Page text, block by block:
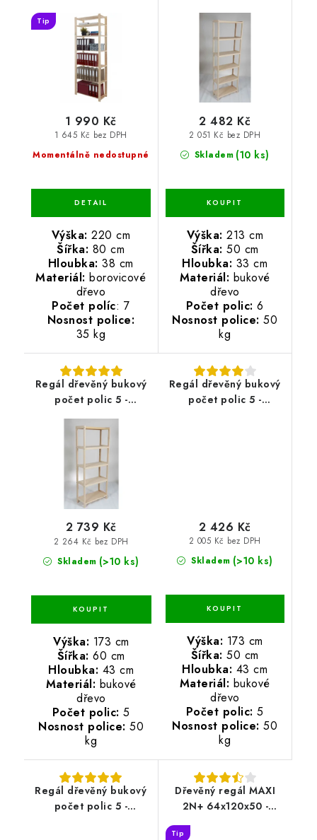
Tip
Momentálně nedostupné
1 645 Kč bez DPH
1 990 Kč
Výška: 220 cm
Šířka: 80 cm
Hloubka: 38 cm
Materiál: borovicové
dřevo
Počet políc: 7
Nosnost police:
35 kg
213x50x33 cm
Skladem (10 ks)
2 051 Kč bez DPH
2 482 Kč
Výška: 213 cm
Šířka:50 cm
Hloubka: 33 cm
Materiál: bukové
dřevo
Počet polic: 6
Nosnost police: 50
kg
Regál dřevěný bukový
počet polic 5 -
173x60x43 cm
Skladem (>10 ks)
2 264 Kč bez DPH
2 739 Kč
Výška: 173 cm
Šířka:60 cm
Hloubka: 43 cm
Materiál: bukové
dřevo
Počet polic: 5
Nosnost police: 50
kg
Regál dřevěný bukový
počet polic 5 -
Skladem (>10 ks)
2 005 Kč bez DPH
2 426 Kč
Výška: 173 cm
Šířka:50 cm
Hloubka: 43 cm
Materiál: bukové
dřevo
Počet polic: 5
Nosnost police: 50
kg
Regál dřevěný bukový
počet polic 5 -
Dřevěný regál MAXI
2N+ 64x120x50 -
Tip